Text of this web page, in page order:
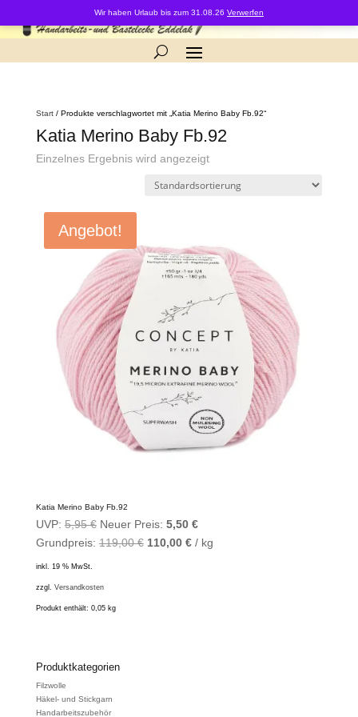
Wir haben Urlaub bis zum 31.08.26 Verwerfen
0-Artikel
Start/ Produkte verschlagwortet mit „Katia Merino Baby Fb.92“
Katia Merino Baby Fb.92
Einzelnes Ergebnis wird angezeigt
Angebot!
Katia Merino Baby Fb.92
UVP: 5,95€ Ursprünglicher
Preis
Neuer Preis: 5,50 €Aktueller
Preis
Grundpreis: 119,00€ 110,00 €/ kg
inkl. 19 % MwSt.
zzgl. Versandkosten
Produkt enthält: 0,05 kg
Produktkategorien
Filzwolle
Häkel- und Stickgarn
Handarbeitszubehör